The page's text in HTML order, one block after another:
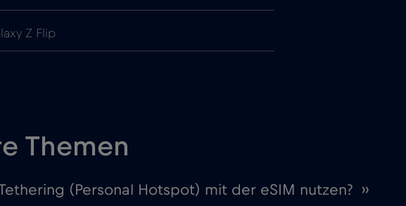
Z Flip
Themen
(Personal Hotspot) mit der eSIM nutzen? ››